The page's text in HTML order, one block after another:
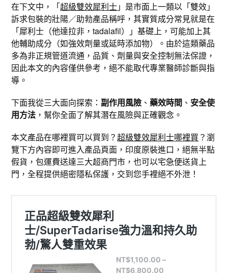
在下文中，「超級雙效犀利士」是市面上一類以「雙效」
訴求包裝的壯陽／助勃產品稱呼，其實質成分常見就是在
「犀利士（他達拉非，tadalafil）」基礎上，可能加上其
他輔助成分（如強效劑量或延時添加物）。由於這類藥品
多為非正規管道流通，品質、劑量與安全控制無法保證，
因此本文的內容僅供參考，絕不能取代專業醫師診斷與指
導。
下面我從三大面向探索： 副作用風險 、 藥效時間 、 安全使
用方法 ，幫你全面了解其潛在風險與正確觀念。
本文產品在哪裡買可以買到？超級雙效犀利士哪裡買 ？瀏
覽下方內容即可進入產品頁面，印度原裝進口，絕無半點
假貨，包運費送達三大超商門市，也可以宅急便送貨上
門，全程提供絕密隱私保護，交到您手裡絕不外泄！